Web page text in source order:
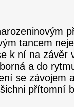
tancem
k ní na závěr
a do
se závojem
přítomní